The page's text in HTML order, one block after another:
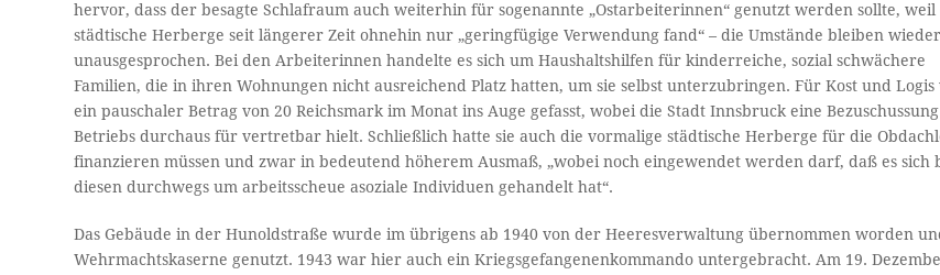
hervor, dass der besagte Schlafraum auch weiterhin für sogenannte „Ostarbeiterinnen“ genutzt werden sollte, weil
städtische Herberge seit längerer Zeit ohnehin nur „geringfügige Verwendung fand“ – die Umstände bleiben
unausgesprochen. Bei den Arbeiterinnen handelte es sich um Haushaltshilfen für kinderreiche, sozial schwächere
Familien, die in ihren Wohnungen nicht ausreichend Platz hatten, um sie selbst unterzubringen. Für Kost und
ein pauschaler Betrag von 20 Reichsmark im Monat ins Auge gefasst, wobei die Stadt Innsbruck eine
Betriebs durchaus für vertretbar hielt. Schließlich hatte sie auch die vormalige städtische Herberge für die
finanzieren müssen und zwar in bedeutend höherem Ausmaß, „wobei noch eingewendet werden darf, daß es sich
diesen durchwegs um arbeitsscheue asoziale Individuen gehandelt hat“.
Das Gebäude in der Hunoldstraße wurde im übrigens ab 1940 von der Heeresverwaltung übernommen worden
Wehrmachtskaserne genutzt. 1943 war hier auch ein Kriegsgefangenenkommando untergebracht. Am 19.